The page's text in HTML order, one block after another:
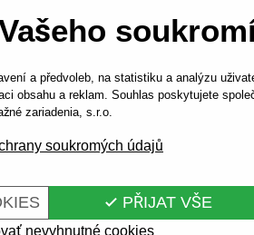
a předvoleb, na statistiku a analýzu
obsahu a reklam. Souhlas poskytujete
zariadenia, s.r.o.
soukromých údajů
 PŘIJAT VŠE
nevyhnutné cookies
bajonetový systém - od 2008
Tažné zařízení s
HONDA - typ: ACCORD,